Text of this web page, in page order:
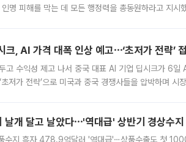
명 피해를 막는 데 모든 행정력을 총동원하라고 지시
크, AI 가격 대폭 인상 예고⋯‘초저가 전략’
고 수익성 제고 나서 중국 대표 AI 기업 딥시크가 6일
초저가 전략’으로 미국과 중국 경쟁사들을 압박하며
날개 달고 날았다⋯'역대급' 상반기 경상수
수지 흑자 478.9억달러 '역대급'⋯상품수출도 첫